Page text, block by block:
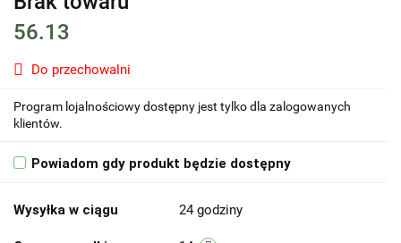
56.13
Do przechowalni
Program lojalnościowy dostępny jest tylko dla zalogowanych
klientów.
Powiadom gdy produkt będzie dostępny
Wysyłka w ciągu 24 godziny